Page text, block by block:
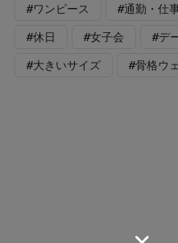
#ワンピース #通勤・仕
#休日 #女子会 #デ
#大きいサイズ #骨格ウ